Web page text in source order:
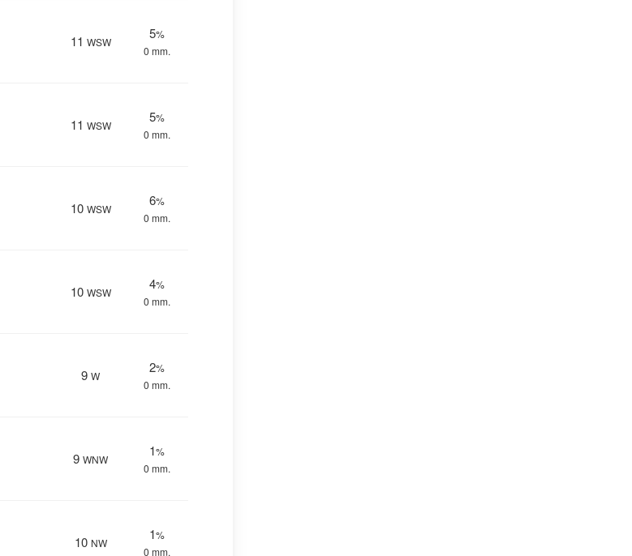
11 WSW
5%
0 mm.
11 WSW
5%
0 mm.
10 WSW
6%
0 mm.
10 WSW
4%
0 mm.
9 W
2%
0 mm.
9 WNW
1%
0 mm.
10 NW
1%
0 mm.